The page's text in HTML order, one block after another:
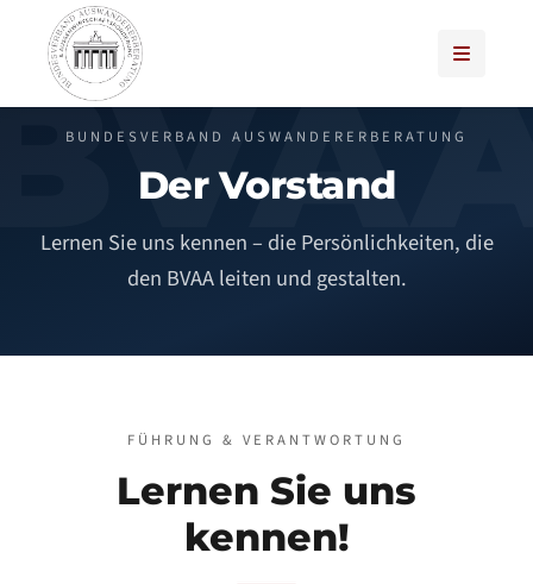
BUNDESVERBAND AUSWANDERERBERATUNG
Der Vorstand
Lernen Sie uns kennen – die Persönlichkeiten, die
den BVAA leiten und gestalten.
FÜHRUNG & VERANTWORTUNG
Lernen Sie uns
kennen!